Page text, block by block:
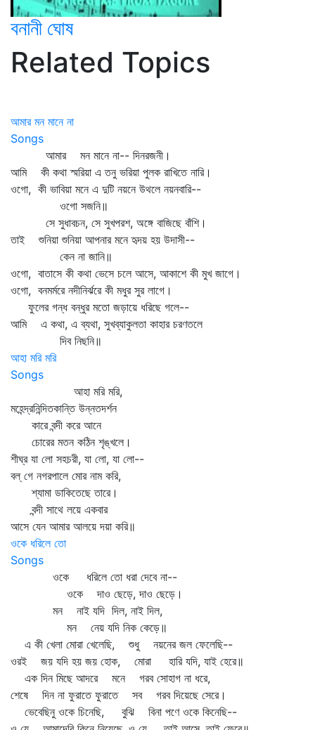
বনানী ঘোষ
Related Topics
আমার মন মানে না
Songs
আমার মন মানে না-- দিনরজনী।
আমি কী কথা স্মরিয়া এ তনু ভরিয়া পুলক রাখিতে নারি।
ওগো, কী ভাবিয়া মনে এ দুটি নয়নে উথলে নয়নবারি--
ওগো সজনি॥
সে সুধাবচন, সে সুখপরশ, অঙ্গে বাজিছে বাঁশি।
তাই শুনিয়া শুনিয়া আপনার মনে হৃদয় হয় উদাসী--
কেন না জানি॥
ওগো, বাতাসে কী কথা ভেসে চলে আসে, আকাশে কী মুখ জাগে।
ওগো, বনমর্মরে নদীনির্ঝরে কী মধুর সুর লাগে।
ফুলের গন্ধ বন্ধুর মতো জড়ায়ে ধরিছে গলে--
আমি এ কথা, এ ব্যথা, সুখব্যাকুলতা কাহার চরণতলে
দিব নিছনি॥
আহা মরি মরি
Songs
আহা মরি মরি,
মহেন্দ্রনিন্দিতকান্তি উন্নতদর্শন
কারে বন্দী করে আনে
চোরের মতন কঠিন শৃঙ্খলে।
শীঘ্র যা লো সহচরী, যা লো, যা লো--
বল্‌ গে নগরপালে মোর নাম করি,
শ্যামা ডাকিতেছে তারে।
বন্দী সাথে লয়ে একবার
আসে যেন আমার আলয়ে দয়া করি॥
ওকে ধরিলে তো
Songs
ওকে ধরিলে তো ধরা দেবে না--
ওকে দাও ছেড়ে, দাও ছেড়ে।
মন নাই যদি দিল, নাই দিল,
মন নেয় যদি নিক কেড়ে॥
এ কী খেলা মোরা খেলেছি, শুধু নয়নের জল ফেলেছি--
ওরই জয় যদি হয় জয় হোক, মোরা হারি যদি, যাই হেরে॥
এক দিন মিছে আদরে মনে গরব সোহাগ না ধরে,
শেষে দিন না ফুরাতে ফুরাতে সব গরব দিয়েছে সেরে।
ভেবেছিনু ওকে চিনেছি, বুঝি বিনা পণে ওকে কিনেছি--